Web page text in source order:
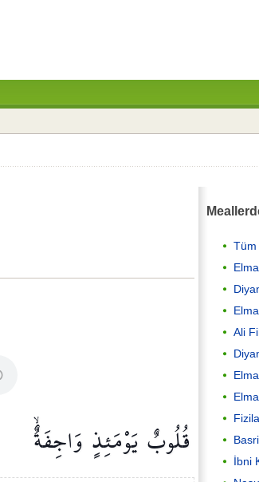
قُلُوبٌيَوْمَئِذٍ وَاجِفَةٌۙ
Tüm
Ali
İbni